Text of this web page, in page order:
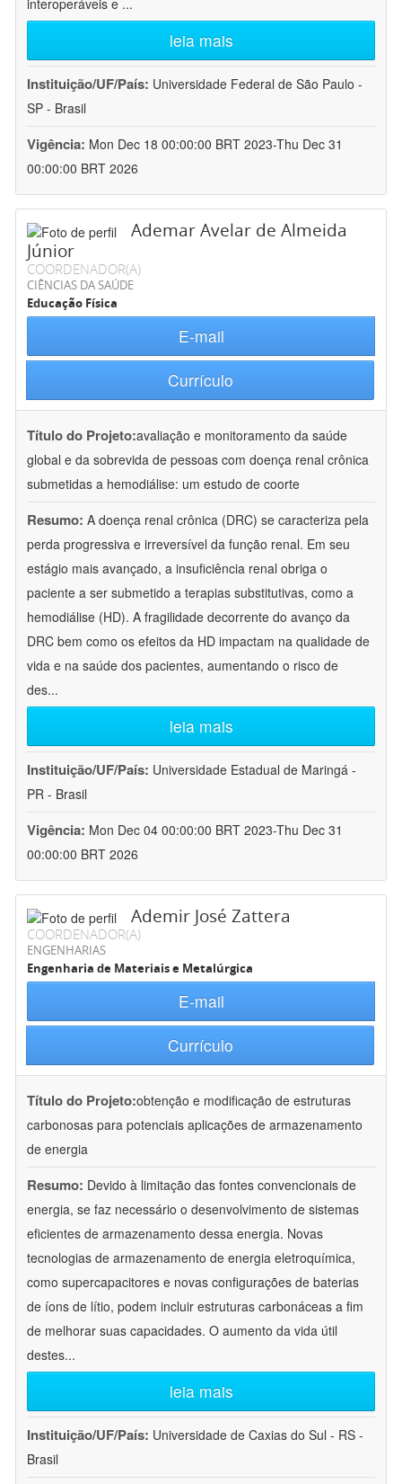
interoperáveis e ...
leia mais
Instituição/UF/País: Universidade Federal de São Paulo -
SP - Brasil
Vigência: Mon Dec 18 00:00:00 BRT 2023-Thu Dec 31
00:00:00 BRT 2026
Ademar Avelar de Almeida
Júnior
COORDENADOR(A)
CIÊNCIAS DA SAÚDE
Educação Física
E-mail
Currículo
Título do Projeto:avaliação e monitoramento da saúde
global e da sobrevida de pessoas com doença renal crônica
submetidas a hemodiálise: um estudo de coorte
Resumo: A doença renal crônica (DRC) se caracteriza pela
perda progressiva e irreversível da função renal. Em seu
estágio mais avançado, a insuficiência renal obriga o
paciente a ser submetido a terapias substitutivas, como a
hemodiálise (HD). A fragilidade decorrente do avanço da
DRC bem como os efeitos da HD impactam na qualidade de
vida e na saúde dos pacientes, aumentando o risco de
des...
leia mais
Instituição/UF/País: Universidade Estadual de Maringá -
PR - Brasil
Vigência: Mon Dec 04 00:00:00 BRT 2023-Thu Dec 31
00:00:00 BRT 2026
Ademir José Zattera
COORDENADOR(A)
ENGENHARIAS
Engenharia de Materiais e Metalúrgica
E-mail
Currículo
Título do Projeto:obtenção e modificação de estruturas
carbonosas para potenciais aplicações de armazenamento
de energia
Resumo: Devido à limitação das fontes convencionais de
energia, se faz necessário o desenvolvimento de sistemas
eficientes de armazenamento dessa energia. Novas
tecnologias de armazenamento de energia eletroquímica,
como supercapacitores e novas configurações de baterias
de íons de lítio, podem incluir estruturas carbonáceas a fim
de melhorar suas capacidades. O aumento da vida útil
destes...
leia mais
Instituição/UF/País: Universidade de Caxias do Sul - RS -
Brasil